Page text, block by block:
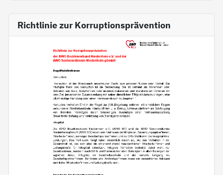
Richtlinie zur Korruptionsprävention